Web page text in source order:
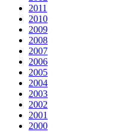
2011
2010
2009
2008
2007
2006
2005
2004
2003
2002
2001
2000